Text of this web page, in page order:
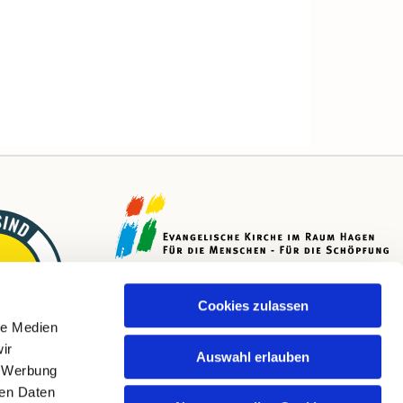
Medien
Daten
Cookies zulassen
Auswahl erlauben